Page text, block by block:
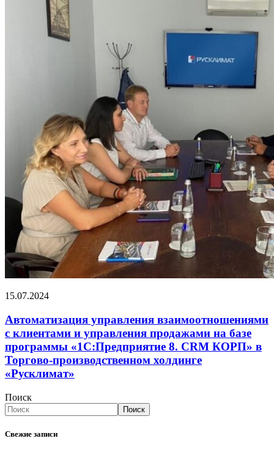
15.07.2024
Автоматизация управления взаимоотношениями
с клиентами и управления продажами на базе
программы «1С:Предприятие 8. CRM КОРП» в
Торгово-производственном холдинге
«Русклимат»
Поиск
Поиск
Свежие записи